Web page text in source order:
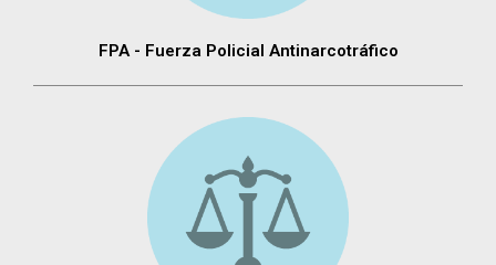
FPA - Fuerza Policial Antinarcotráfico